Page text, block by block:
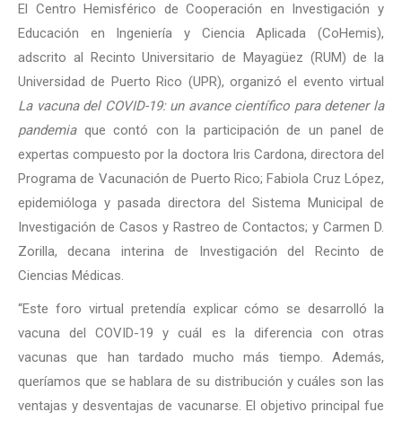
El Centro Hemisférico de Cooperación en Investigación y
Educación en Ingeniería y Ciencia Aplicada (CoHemis),
adscrito al Recinto Universitario de Mayagüez (RUM) de la
Universidad de Puerto Rico (UPR), organizó el evento virtual
La vacuna del COVID-19: un avance científico para detener la
pandemiaque contó con la participación de un panel de
expertas compuesto por la doctora Iris Cardona, directora del
Programa de Vacunación de Puerto Rico; Fabiola Cruz López,
epidemióloga y pasada directora del Sistema Municipal de
Investigación de Casos y Rastreo de Contactos; y Carmen D.
Zorilla, decana interina de Investigación del Recinto de
Ciencias Médicas.
“Este foro virtual pretendía explicar cómo se desarrolló la
vacuna del COVID-19 y cuál es la diferencia con otras
vacunas que han tardado mucho más tiempo. Además,
queríamos que se hablara de su distribución y cuáles son las
ventajas y desventajas de vacunarse. El objetivo principal fue